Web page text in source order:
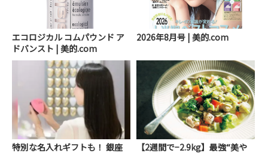
エコロジカル コムパウンド ア
ドバンスト | 美的.com
2026年8月号 | 美的.com
特別な名入れギフトも！ 銀座
【2週間で−2.9kg】最強“美や